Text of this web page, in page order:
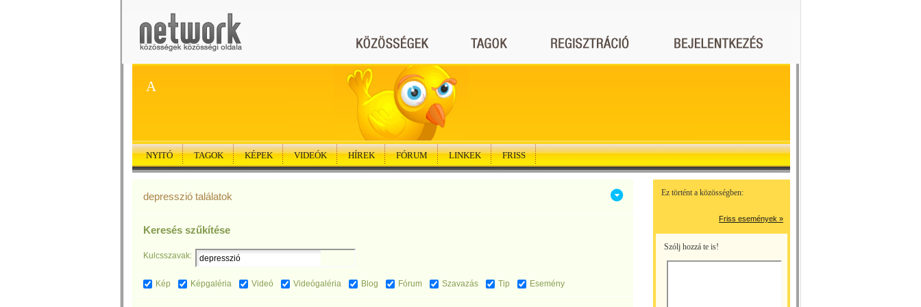
A
NYITÓ TAGOK KÉPEK VIDEÓK HÍREK FÓRUM LINKEK FRISS
depresszió találatok
Keresés szűkítése
Kulcsszavak:
Kép Képgaléria Videó Videógaléria Blog Fórum Szavazás Tip Esemény
Ez történt a közösségben:
Friss események »
Szólj hozzá te is!